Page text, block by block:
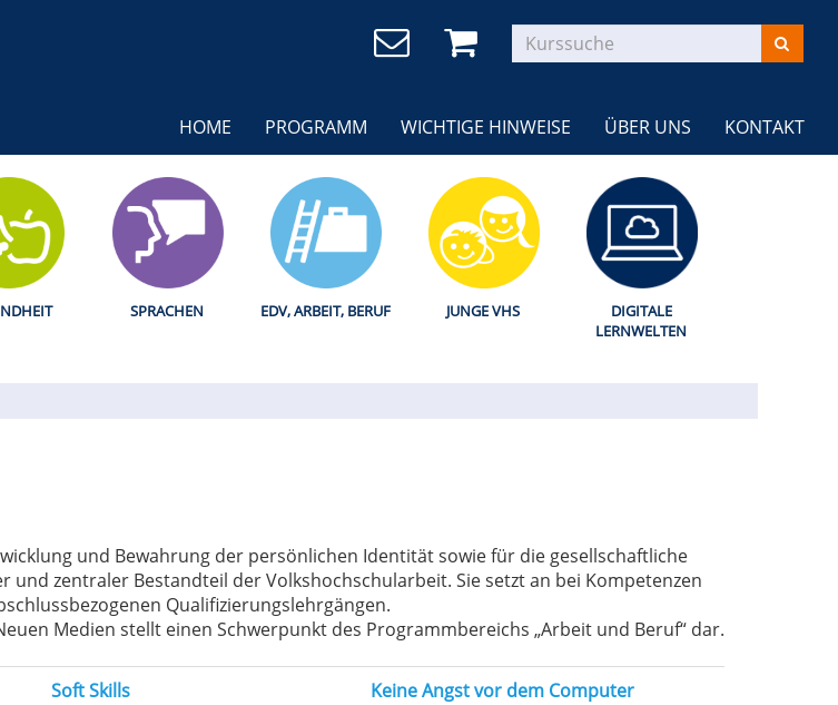
HOME PROGRAMM WICHTIGE HINWEISE ÜBER UNS KONTAKT
SPRACHEN EDV, ARBEIT, BERUF JUNGE VHS
DIGITALE
LERNWELTEN
und Bewahrung der persönlichen Identität sowie für die gesellschaftliche
zentraler Bestandteil der Volkshochschularbeit. Sie setzt an bei Kompetenzen
Qualifizierungslehrgängen.
Medien stellt einen Schwerpunkt des Programmbereichs „Arbeit und Beruf“ dar.
Soft Skills
Keine Angst vor dem Computer